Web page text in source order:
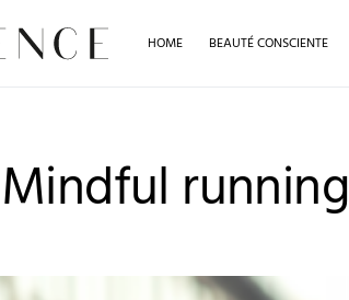
HOME BEAUTÉ CONSCIENTE
Mindful running